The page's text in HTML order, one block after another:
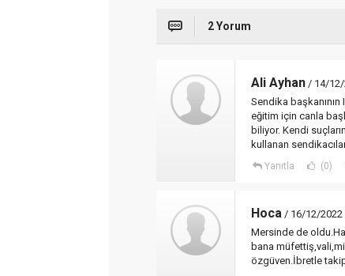
2 Yorum
Ali Ayhan / 14/12/
Sendika
eğitim için canla
biliyor. Kendi
kullanan
Yanıtla (0)
Hoca / 16/12/2022
Mersinde de
bana
özgüven.İbretle takip